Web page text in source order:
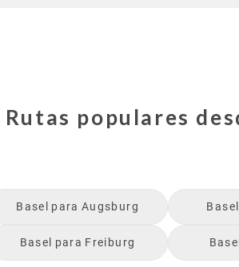
Rutas populares
Basel para Augsburg Basel
Basel para Freiburg Basel